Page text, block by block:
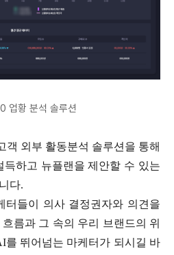
업황 분석 솔루션
객 외부 활동분석 솔루션을 통해
하고 뉴플랜을 제안할 수 있는
다.
터들이 의사 결정권자와 의견을
름과 그 속의 우리 브랜드의 위
를 뛰어넘는 마케터가 되시길 바